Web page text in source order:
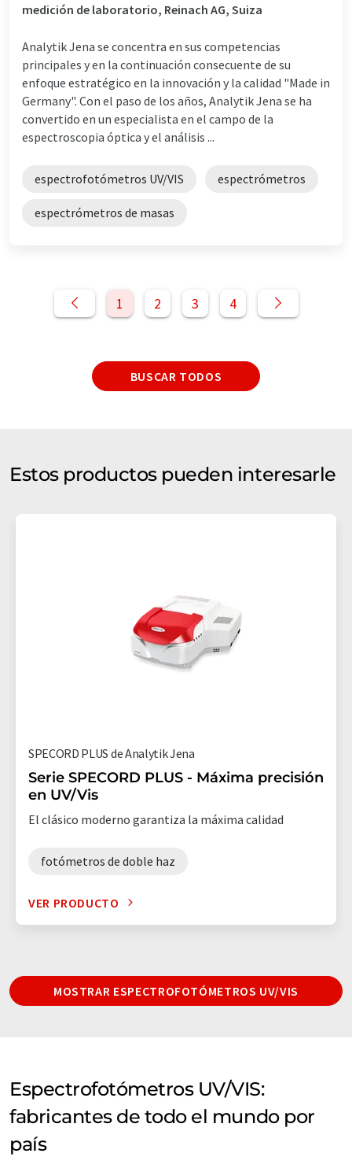
medición de laboratorio, Reinach AG, Suiza
Analytik Jena se concentra en sus competencias
principales y en la continuación consecuente de su
enfoque estratégico en la innovación y la calidad "Made in
Germany". Con el paso de los años, Analytik Jena se ha
convertido en un especialista en el campo de la
espectroscopia óptica y el análisis ...
espectrofotómetros UV/VIS espectrómetros
espectrómetros de masas
1 2 3 4
BUSCAR TODOS
Estos productos pueden interesarle
SPECORD PLUS de Analytik Jena
Serie SPECORD PLUS - Máxima precisión
en UV/Vis
El clásico moderno garantiza la máxima calidad
fotómetros de doble haz
VER PRODUCTO
MOSTRAR ESPECTROFOTÓMETROS UV/VIS
Espectrofotómetros UV/VIS:
fabricantes de todo el mundo por
país